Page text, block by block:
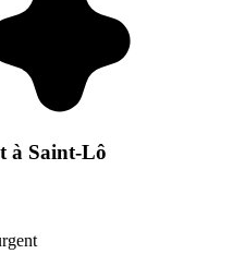
à Saint-Lô